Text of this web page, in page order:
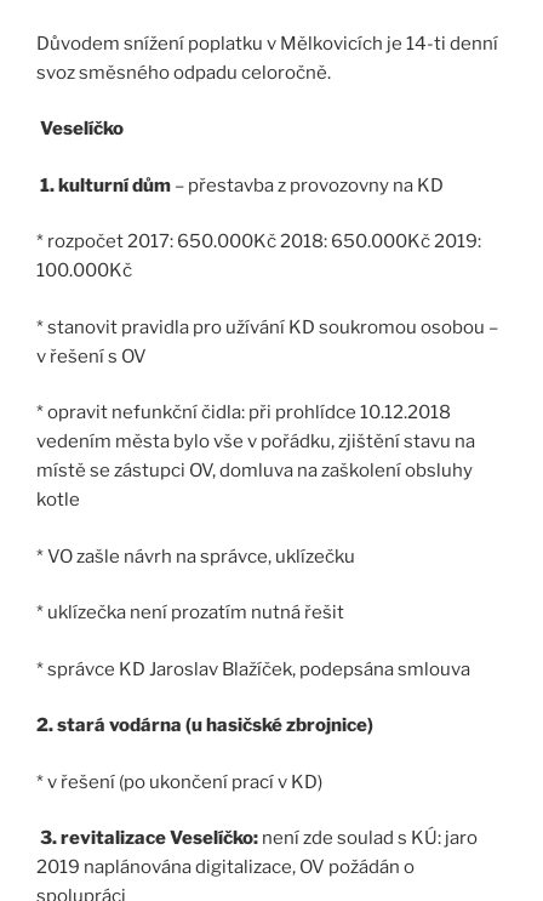
Důvodem snížení poplatku v Mělkovicích je 14-ti denní
svoz směsného odpadu celoročně.
Veselíčko
1. kulturní dům – přestavba z provozovny na KD
* rozpočet 2017: 650.000Kč 2018: 650.000Kč 2019:
100.000Kč
* stanovit pravidla pro užívání KD soukromou osobou –
v řešení s OV
* opravit nefunkční čidla: při prohlídce 10.12.2018
vedením města bylo vše v pořádku, zjištění stavu na
místě se zástupci OV, domluva na zaškolení obsluhy
kotle
* VO zašle návrh na správce, uklízečku
* uklízečka není prozatím nutná řešit
* správce KD Jaroslav Blažíček, podepsána smlouva
2. stará vodárna (u hasičské zbrojnice)
* v řešení (po ukončení prací v KD)
3. revitalizace Veselíčko: není zde soulad s KÚ: jaro
2019 naplánována digitalizace, OV požádán o
spolupráci